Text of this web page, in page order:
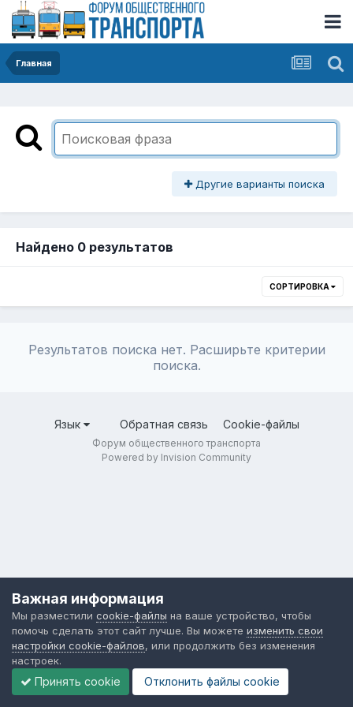
Главная
Другие варианты поиска
Найдено 0 результатов
СОРТИРОВКА
Результатов поиска нет. Расширьте критерии
поиска.
Язык Обратная связь Cookie-файлы
Форум общественного транспорта
Powered by Invision Community
Важная информация
Мы разместили cookie-файлы на ваше устройство, чтобы
помочь сделать этот сайт лучше. Вы можете изменить свои
настройки cookie-файлов, или продолжить без изменения
настроек.
Принять cookie Отклонить файлы сookie